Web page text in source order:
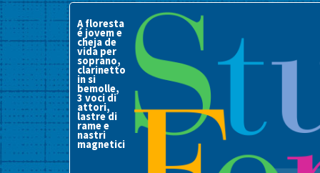
A floresta
é jovem e
cheja de
vida per
soprano,
clarinetto
in si
bemolle,
3 voci di
attori,
lastre di
rame e
nastri
magnetici